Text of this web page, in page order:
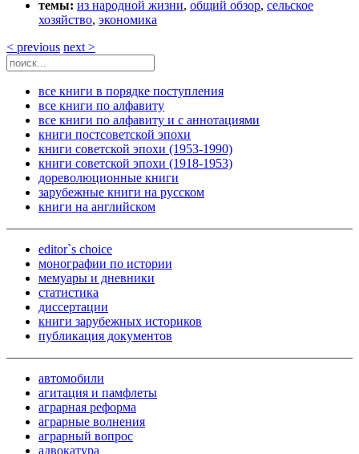
темы: из народной жизни, общий обзор, сельское
хозяйство, экономика
< previous next >
все книги в порядке поступления
все книги по алфавиту
все книги по алфавиту и с аннотациями
книги постсоветской эпохи
книги советской эпохи (1953-1990)
книги советской эпохи (1918-1953)
дореволюционные книги
зарубежные книги на русском
книги на английском
editor`s choice
монографии по истории
мемуары и дневники
статистика
диссертации
книги зарубежных историков
публикация документов
автомобили
агитация и памфлеты
аграрная реформа
аграрные волнения
аграрный вопрос
адвокатура